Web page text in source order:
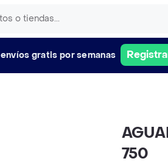
envíos gratis por semanas
750